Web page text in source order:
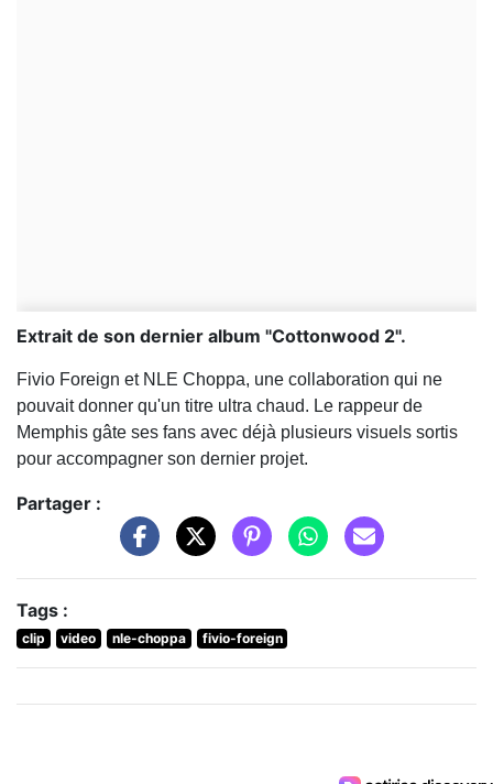
Extrait de son dernier album "Cottonwood 2".
Fivio Foreign et NLE Choppa, une collaboration qui ne
pouvait donner qu'un titre ultra chaud. Le rappeur de
Memphis gâte ses fans avec déjà plusieurs visuels sortis
pour accompagner son dernier projet.
Partager :
Tags :
clip video nle-choppa fivio-foreign